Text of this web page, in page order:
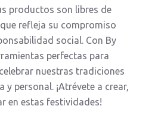
productos son libres de
refleja su compromiso
social. Con By
perfectas para
nuestras tradiciones
y personal. ¡Atrévete a crear,
en estas festividades!